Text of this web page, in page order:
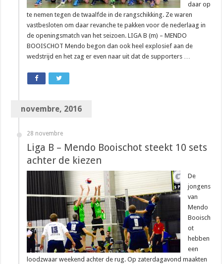
daar op
te nemen tegen de twaalfde in de rangschikking. Ze waren
vastbesloten om daar revanche te pakken voor de nederlaag in
de openingsmatch van het seizoen. LIGA B (m) – MENDO
BOOISCHOT Mendo begon dan ook heel explosief aan de
wedstrijd en het zag er even naar uit dat de supporters …
novembre, 2016
28 novembre
Liga B – Mendo Booischot steekt 10 sets
achter de kiezen
De
jongens
van
Mendo
Booisch
ot
hebben
een
loodzwaar weekend achter de rug. Op zaterdagavond maakten